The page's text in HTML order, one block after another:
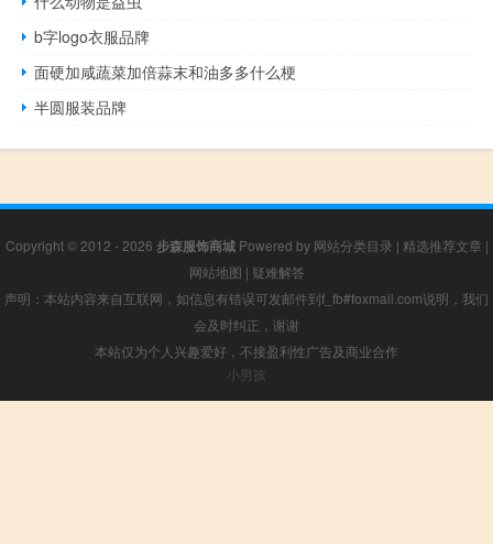
b字logo衣服品牌
面硬加咸蔬菜加倍蒜末和油多多什么梗
半圆服装品牌
Copyright © 2012 - 2026 步森服饰商城Powered by 网站分类目录 | 精选推荐文章 |
网站地图 | 疑难解答
声明：本站内容来自互联网，如信息有错误可发邮件到f_fb#foxmail.com说明，我们
会及时纠正，谢谢
本站仅为个人兴趣爱好，不接盈利性广告及商业合作
小男孩